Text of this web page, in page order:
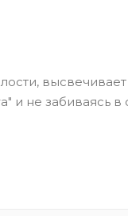
и не забиваясь